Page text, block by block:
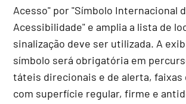
Acesso" por "Símbolo Internacional
Acessibilidade" e amplia a lista de
sinalização deve ser utilizada. A
símbolo será obrigatória em
táteis direcionais e de alerta, faixas
com superfície regular, firme e